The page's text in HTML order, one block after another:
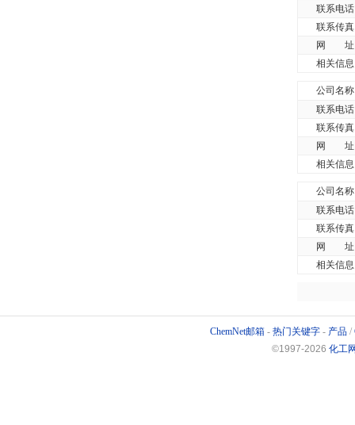
联系电话
联系传真
网 址
相关信息
公司名称
联系电话
联系传真
网 址
相关信息
公司名称
联系电话
联系传真
网 址
相关信息
ChemNet邮箱 - 热门关键字 - 产品 /
©1997-2026 化工